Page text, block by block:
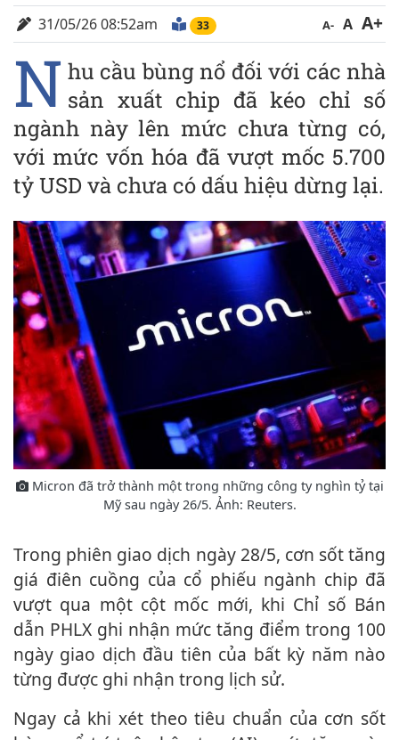
31/05/26 08:52am
33 A- A A+
N hu cầu bùng nổ đối với các nhà
sản xuất chip đã kéo chỉ số
ngành này lên mức chưa từng có,
với mức vốn hóa đã vượt mốc 5.700
tỷ USD và chưa có dấu hiệu dừng lại.
Micron đã trở thành một trong những công ty nghìn tỷ tại
Mỹ sau ngày 26/5. Ảnh: Reuters.
Trong phiên giao dịch ngày 28/5, cơn sốt tăng
giá điên cuồng của cổ phiếu ngành chip đã
vượt qua một cột mốc mới, khi Chỉ số Bán
dẫn PHLX ghi nhận mức tăng điểm trong 100
ngày giao dịch đầu tiên của bất kỳ năm nào
từng được ghi nhận trong lịch sử.
Ngay cả khi xét theo tiêu chuẩn của cơn sốt